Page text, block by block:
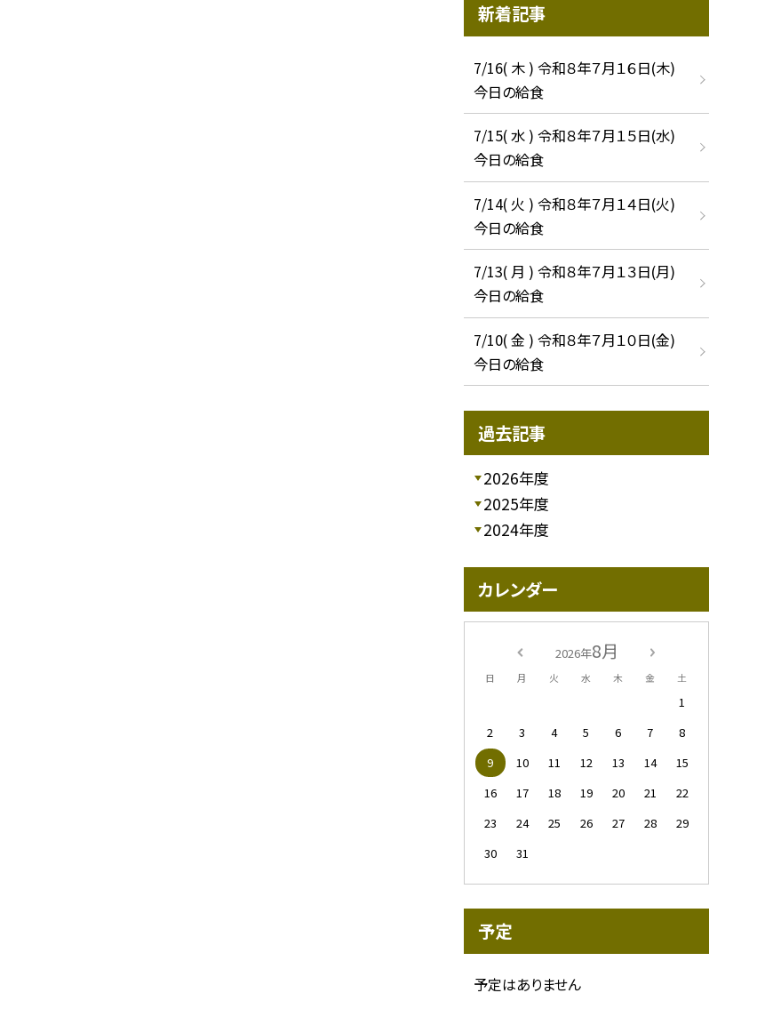
新着記事
7/16( 木 ) 令和８年７月１６日(木)
今日の給食
7/15( 水 ) 令和８年７月１５日(水)
今日の給食
7/14( 火 ) 令和８年７月１４日(火)
今日の給食
7/13( 月 ) 令和８年７月１３日(月)
今日の給食
7/10( 金 ) 令和８年７月１０日(金)
今日の給食
過去記事
2026年度
2025年度
2024年度
カレンダー
2026年8月
日 月 火 水 木 金 土
1
2
3 4 5 6 7
8
9
10 11 12 13 14
15
16
17 18 19 20 21
22
23
24 25 26 27 28
29
30
31
予定
予定はありません